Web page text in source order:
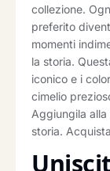
collezione.
preferito
momenti
la storia.
iconico e i
cimelio
Aggiungila
storia.